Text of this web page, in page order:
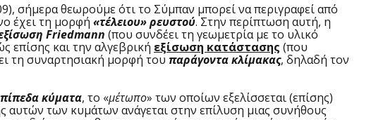
σήμερα θεωρούμε ότι το Σύμπαν μπορεί να περιγραφεί από
έχει τη μορφή «τέλειου» ρευστού. Στην περίπτωση αυτή, η
Friedmann (που συνδέει τη γεωμετρία με το υλικό
επίσης και την αλγεβρική εξίσωση κατάστασης (που
τη συναρτησιακή μορφή του παράγοντα κλίμακας, δηλαδή τον
κύματα, το «μέτωπο» των οποίων εξελίσσεται (επίσης)
αυτών των κυμάτων ανάγεται στην επίλυση μιας συνήθους